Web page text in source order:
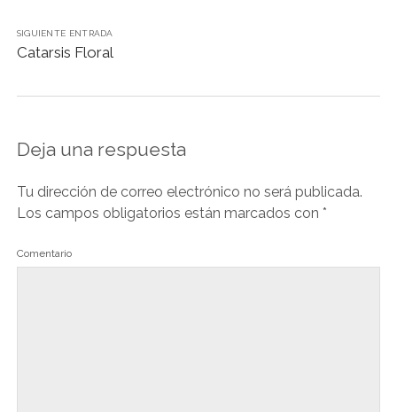
SIGUIENTE ENTRADA
Catarsis Floral
Deja una respuesta
Tu dirección de correo electrónico no será publicada.
Los campos obligatorios están marcados con *
Comentario